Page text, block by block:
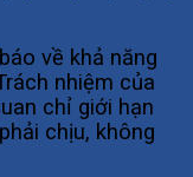
về khả năng
nhiệm của
chỉ giới hạn
chịu, không